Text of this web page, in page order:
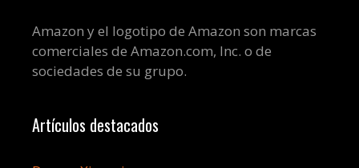
Amazon y el logotipo de Amazon son marcas
comerciales de Amazon.com, Inc. o de
sociedades de su grupo.
Artículos destacados